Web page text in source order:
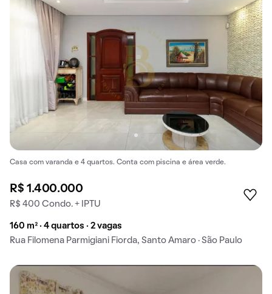
Casa com varanda e 4 quartos. Conta com piscina e área verde.
R$ 1.400.000
R$ 400 Condo. + IPTU
160 m² · 4 quartos · 2 vagas
Rua Filomena Parmigiani Fiorda, Santo Amaro · São Paulo